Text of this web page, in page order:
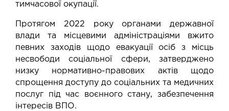
тимчасової окупації.
Протягом 2022 року органами державної
влади та місцевими адміністраціями вжито
певних заходів щодо евакуації осіб з місць
несвободи соціальної сфери, затверджено
низку нормативно-правових актів щодо
спрощення доступу до соціальних та медичних
послуг під час воєнного стану, забезпечення
інтересів ВПО.